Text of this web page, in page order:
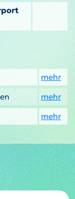
mehr
mehr
mehr